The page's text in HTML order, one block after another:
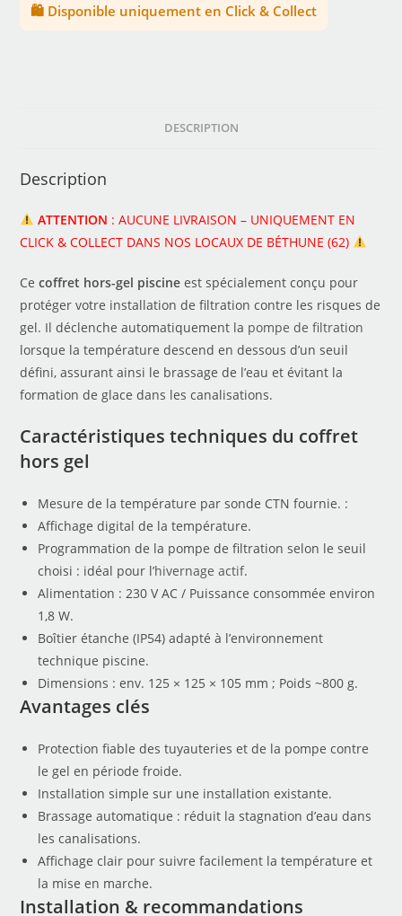
🛍️ Disponible uniquement en Click & Collect
DESCRIPTION
Description
ATTENTION : AUCUNE LIVRAISON – UNIQUEMENT EN
CLICK & COLLECT DANS NOS LOCAUX DE BÉTHUNE (62)
Cecoffret hors-gel piscine est spécialement conçu pour
protéger votre installation de filtration contre les risques de
gel. Il déclenche automatiquement la pompe de filtration
lorsque la température descend en dessous d’un seuil
défini, assurant ainsi le brassage de l’eau et évitant la
formation de glace dans les canalisations.
Caractéristiques techniques du coffret
hors gel
Mesure de la température par sonde CTN fournie. :
Affichage digital de la température.
Programmation de la pompe de filtration selon le seuil
choisi : idéal pour l’hivernage actif.
Alimentation : 230 V AC / Puissance consommée environ
1,8 W.
Boîtier étanche (IP54) adapté à l’environnement
technique piscine.
Dimensions : env. 125 × 125 × 105 mm ; Poids ~800 g.
Avantages clés
Protection fiable des tuyauteries et de la pompe contre
le gel en période froide.
Installation simple sur une installation existante.
Brassage automatique : réduit la stagnation d’eau dans
les canalisations.
Affichage clair pour suivre facilement la température et
la mise en marche.
Installation & recommandations